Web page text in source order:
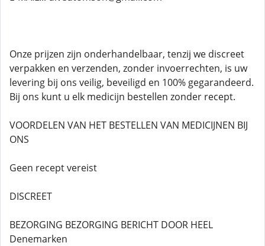
Onze prijzen zijn onderhandelbaar, tenzij we discreet
verpakken en verzenden, zonder invoerrechten, is uw
levering bij ons veilig, beveiligd en 100% gegarandeerd.
Bij ons kunt u elk medicijn bestellen zonder recept.
VOORDELEN VAN HET BESTELLEN VAN MEDICIJNEN BIJ
ONS
Geen recept vereist
DISCREET
BEZORGING BEZORGING BERICHT DOOR HEEL
Denemarken